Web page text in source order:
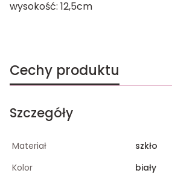
wysokość: 12,5cm
Cechy produktu
Szczegóły
Materiał
szkło
Kolor
biały